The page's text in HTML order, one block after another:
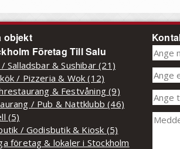
objekt
Företag Till Salu
Salladsbar & Sushibar (21)
/ Pizzeria & Wok (12)
& Festvåning (9)
/ Pub & Nattklubb (46)
(5)
/ Godisbutik & Kiosk (5)
företag & lokaler i Stockholm